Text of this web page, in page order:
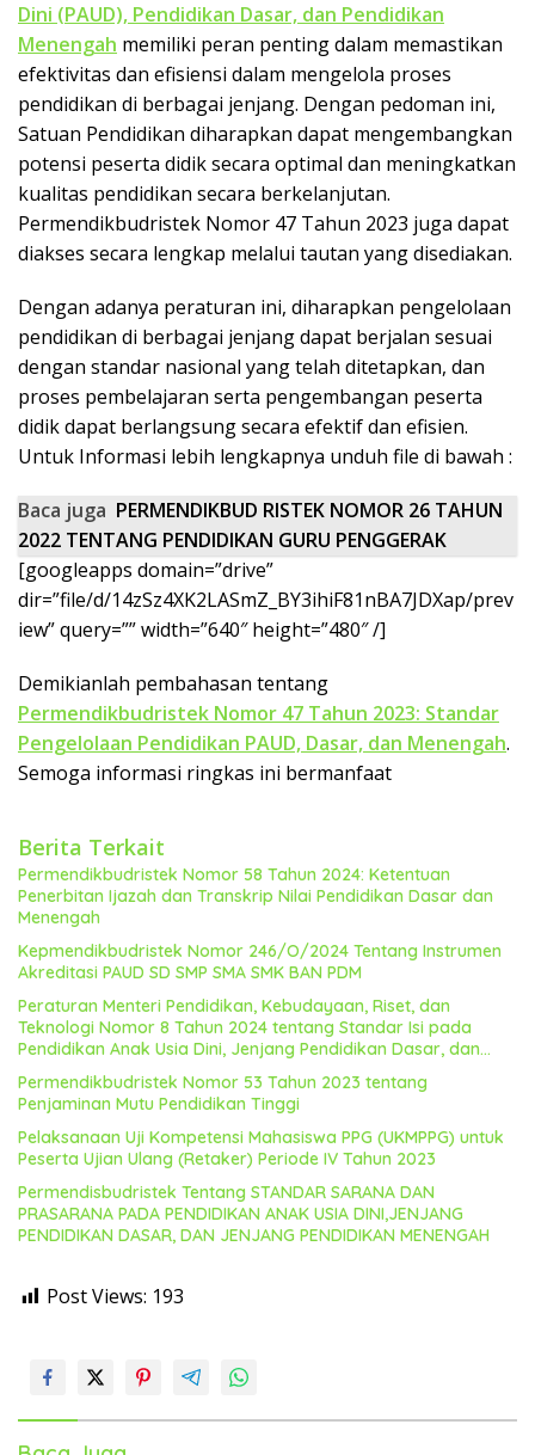
Dini (PAUD), Pendidikan Dasar, dan Pendidikan
Menengah memiliki peran penting dalam memastikan
efektivitas dan efisiensi dalam mengelola proses
pendidikan di berbagai jenjang. Dengan pedoman ini,
Satuan Pendidikan diharapkan dapat mengembangkan
potensi peserta didik secara optimal dan meningkatkan
kualitas pendidikan secara berkelanjutan.
Permendikbudristek Nomor 47 Tahun 2023 juga dapat
diakses secara lengkap melalui tautan yang disediakan.
Dengan adanya peraturan ini, diharapkan pengelolaan
pendidikan di berbagai jenjang dapat berjalan sesuai
dengan standar nasional yang telah ditetapkan, dan
proses pembelajaran serta pengembangan peserta
didik dapat berlangsung secara efektif dan efisien.
Untuk Informasi lebih lengkapnya unduh file di bawah :
Baca juga PERMENDIKBUD RISTEK NOMOR 26 TAHUN
2022 TENTANG PENDIDIKAN GURU PENGGERAK
[googleapps domain=”drive”
dir=”file/d/14zSz4XK2LASmZ_BY3ihiF81nBA7JDXap/prev
iew” query=”” width=”640″ height=”480″ /]
Demikianlah pembahasan tentang
Permendikbudristek Nomor 47 Tahun 2023: Standar
Pengelolaan Pendidikan PAUD, Dasar, dan Menengah.
Semoga informasi ringkas ini bermanfaat
Berita Terkait
Permendikbudristek Nomor 58 Tahun 2024: Ketentuan
Penerbitan Ijazah dan Transkrip Nilai Pendidikan Dasar dan
Menengah
Kepmendikbudristek Nomor 246/O/2024 Tentang Instrumen
Akreditasi PAUD SD SMP SMA SMK BAN PDM
Peraturan Menteri Pendidikan, Kebudayaan, Riset, dan
Teknologi Nomor 8 Tahun 2024 tentang Standar Isi pada
Pendidikan Anak Usia Dini, Jenjang Pendidikan Dasar, dan
Jenjang Pendidikan Menengah (Permendikbudristek No. 8
Tahun 2024)
Permendikbudristek Nomor 53 Tahun 2023 tentang
Penjaminan Mutu Pendidikan Tinggi
Pelaksanaan Uji Kompetensi Mahasiswa PPG (UKMPPG) untuk
Peserta Ujian Ulang (Retaker) Periode IV Tahun 2023
Permendisbudristek Tentang STANDAR SARANA DAN
PRASARANA PADA PENDIDIKAN ANAK USIA DINI,JENJANG
PENDIDIKAN DASAR, DAN JENJANG PENDIDIKAN MENENGAH
Post Views: 193